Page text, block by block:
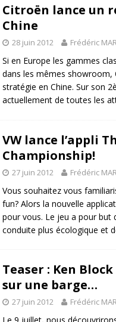
Citroën lance un
Chine
28 juin 2012 Frédéric
Si en Europe les gammes
dans les mêmes showroom,
stratégie en Chine. Sur son
actuellement de toutes les
VW lance l’appli
Championship!
27 juin 2012 Frédéric
Vous souhaitez vous
fun? Alors la nouvelle
pour vous. Le jeu a pour but
conduite plus écologique et
Teaser : Ken
sur une barge…
27 juin 2012 Frédéric